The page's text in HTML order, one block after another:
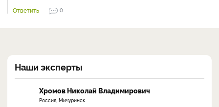
Ответить
0
Наши эксперты
Хромов Николай Владимирович
Россия, Мичуринск